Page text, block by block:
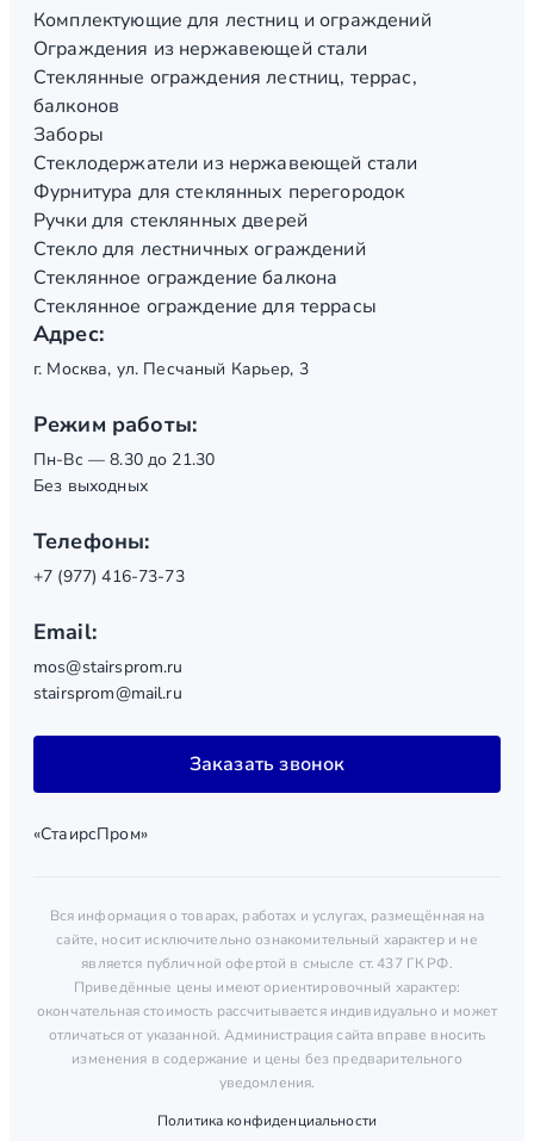
Комплектующие для лестниц и ограждений
Ограждения из нержавеющей стали
Стеклянные ограждения лестниц, террас,
балконов
Заборы
Стеклодержатели из нержавеющей стали
Фурнитура для стеклянных перегородок
Ручки для стеклянных дверей
Стекло для лестничных ограждений
Стеклянное ограждение балкона
Стеклянное ограждение для террасы
Адрес:
г. Москва, ул. Песчаный Карьер, 3
Режим работы:
Пн-Вс — 8.30 до 21.30
Без выходных
Телефоны:
+7 (977) 416-73-73
Email:
mos@stairsprom.ru
stairsprom@mail.ru
Заказать звонок
«СтаирсПром»
Вся информация о товарах, работах и услугах, размещённая на
сайте, носит исключительно ознакомительный характер и не
является публичной офертой в смысле ст. 437 ГК РФ.
Приведённые цены имеют ориентировочный характер:
окончательная стоимость рассчитывается индивидуально и может
отличаться от указанной. Администрация сайта вправе вносить
изменения в содержание и цены без предварительного
уведомления.
Политика конфиденциальности